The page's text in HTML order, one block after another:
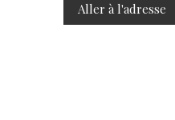
Aller à l'adresse